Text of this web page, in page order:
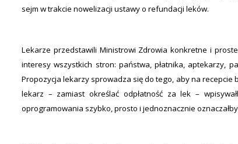
sejm w trakcie nowelizacji ustawy o refundacji leków.
Lekarze przedstawili Ministrowi Zdrowia konkretne i
interesy wszystkich stron: państwa, płatnika, aptekarzy,
Propozycja lekarzy sprowadza się do tego, aby na recepcie
lekarz – zamiast określać odpłatność za lek –
oprogramowania szybko, prosto i jednoznacznie